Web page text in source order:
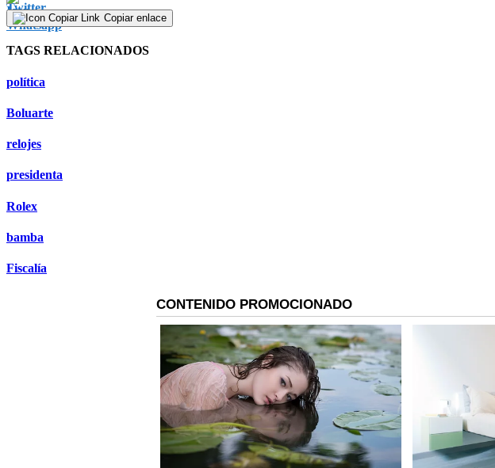
Copiar enlace
TAGS RELACIONADOS
política
Boluarte
relojes
presidenta
Rolex
bamba
Fiscalía